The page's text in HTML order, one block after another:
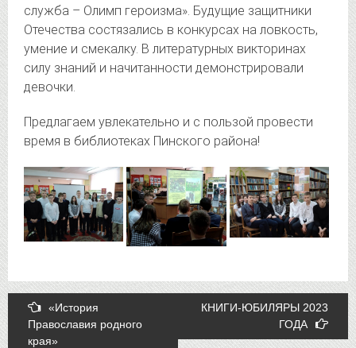
служба – Олимп героизма». Будущие защитники
Отечества состязались в конкурсах на ловкость,
умение и смекалку. В литературных викторинах
силу знаний и начитанности демонстрировали
девочки.
Предлагаем увлекательно и с пользой провести
время в библиотеках Пинского района!
Post
navigation
«История
Православия родного
края»
КНИГИ-ЮБИЛЯРЫ 2023
ГОДА